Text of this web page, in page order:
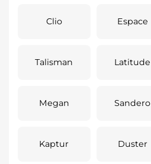
Clio Espace
Talisman Latitude
Megan Sandero
Kaptur Duster